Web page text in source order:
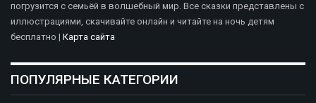
погрузится с семьёй в волшебный мир. Все сказки представлены с
иллюстрациями, скачивайте онлайн и читайте на ночь детям
бесплатно | Карта сайта
ПОПУЛЯРНЫЕ КАТЕГОРИИ